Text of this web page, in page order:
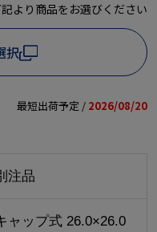
より商品をお選びください
択
最短出荷予定 / 2026/08/20
注品
ャップ式 26.0×26.0